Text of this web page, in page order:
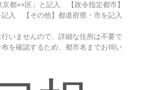
都××区」と記入　【政令指定都市】
入　【その他】都道府県・市を記入
いませんので、詳細な住所は不要で
を確認するため、都市名までお伺い